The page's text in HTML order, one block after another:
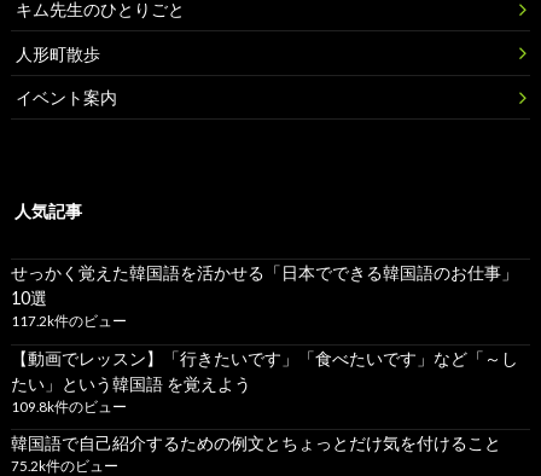
キム先生のひとりごと
人形町散歩
イベント案内
人気記事
せっかく覚えた韓国語を活かせる「日本でできる韓国語のお仕事」
10選
117.2k件のビュー
【動画でレッスン】「行きたいです」「食べたいです」など「～し
たい」という韓国語 を覚えよう
109.8k件のビュー
韓国語で自己紹介するための例文とちょっとだけ気を付けること
75.2k件のビュー